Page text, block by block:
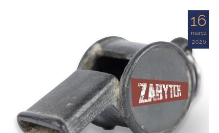
16
marca
2026